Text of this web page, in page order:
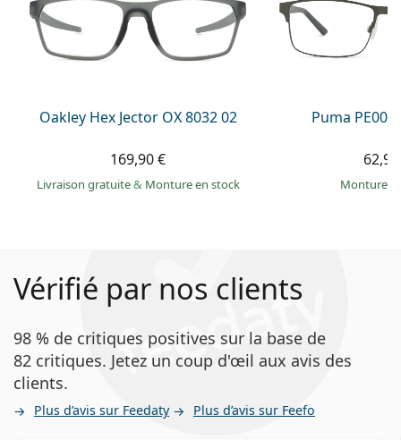
Oakley Hex Jector OX 8032 02
169,90 €
Livraison gratuite& Monture en stock
Puma
Monture
Vérifié par nos clients
98 % de critiques positives sur la base de
82 critiques. Jetez un coup d'œil aux avis des
clients.
Plus d’avis sur Feedaty Plus d’avis sur Feefo